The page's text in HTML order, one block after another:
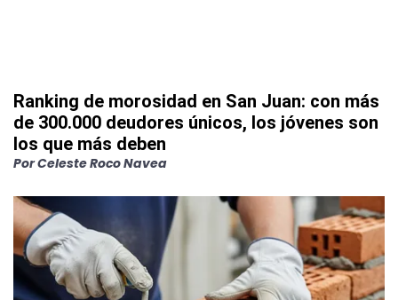
Ranking de morosidad en San Juan: con más
de 300.000 deudores únicos, los jóvenes son
los que más deben
PorCeleste Roco Navea